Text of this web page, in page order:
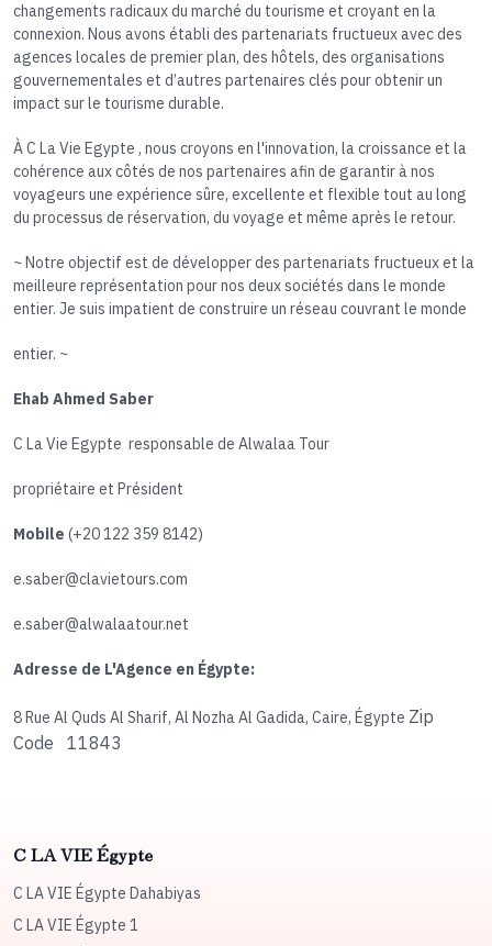
changements radicaux du marché du tourisme et croyant en la
connexion. Nous avons établi des partenariats fructueux avec des
agences locales de premier plan, des hôtels, des organisations
gouvernementales et d’autres partenaires clés pour obtenir un
impact sur le tourisme durable.
À C La Vie Egypte , nous croyons en l'innovation, la croissance et la
cohérence aux côtés de nos partenaires afin de garantir à nos
voyageurs une expérience sûre, excellente et flexible tout au long
du processus de réservation, du voyage et même après le retour.
~ Notre objectif est de développer des partenariats fructueux et la
meilleure représentation pour nos deux sociétés dans le monde
entier. Je suis impatient de construire un réseau couvrant le monde
entier. ~
Ehab Ahmed Saber
C La Vie Egypte responsable de Alwalaa Tour
propriétaire et Président
Mobile (+20 122 359 8142)
e.saber@clavietours.com
e.saber@alwalaatour.net
Adresse de L'Agence en Égypte:
8 Rue Al Quds Al Sharif, Al Nozha Al Gadida, Caire, Égypte Zip
Code 11843
C LA VIE Égypte
C LA VIE Égypte Dahabiyas
C LA VIE Égypte 1